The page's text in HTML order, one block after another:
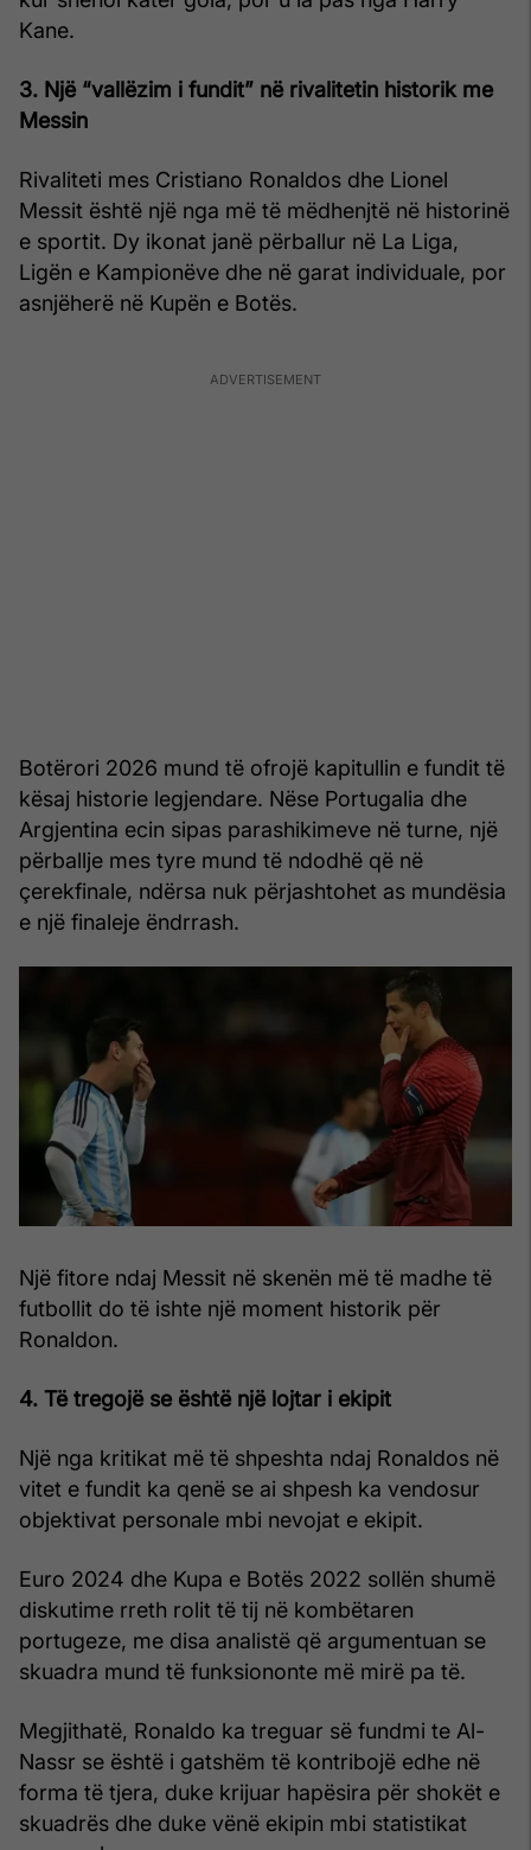
Kane.
3. Një “vallëzim i fundit” në rivalitetin historik me
Messin
Rivaliteti mes Cristiano Ronaldos dhe Lionel
Messit është një nga më të mëdhenjtë në historinë
e sportit. Dy ikonat janë përballur në La Liga,
Ligën e Kampionëve dhe në garat individuale, por
asnjëherë në Kupën e Botës.
Botërori 2026 mund të ofrojë kapitullin e fundit të
kësaj historie legjendare. Nëse Portugalia dhe
Argjentina ecin sipas parashikimeve në turne, një
përballje mes tyre mund të ndodhë që në
çerekfinale, ndërsa nuk përjashtohet as mundësia
e një finaleje ëndrrash.
Një fitore ndaj Messit në skenën më të madhe të
futbollit do të ishte një moment historik për
Ronaldon.
4. Të tregojë se është një lojtar i ekipit
Një nga kritikat më të shpeshta ndaj Ronaldos në
vitet e fundit ka qenë se ai shpesh ka vendosur
objektivat personale mbi nevojat e ekipit.
Euro 2024 dhe Kupa e Botës 2022 sollën shumë
diskutime rreth rolit të tij në kombëtaren
portugeze, me disa analistë që argumentuan se
skuadra mund të funksiononte më mirë pa të.
Megjithatë, Ronaldo ka treguar së fundmi te Al-
Nassr se është i gatshëm të kontribojë edhe në
forma të tjera, duke krijuar hapësira për shokët e
skuadrës dhe duke vënë ekipin mbi statistikat